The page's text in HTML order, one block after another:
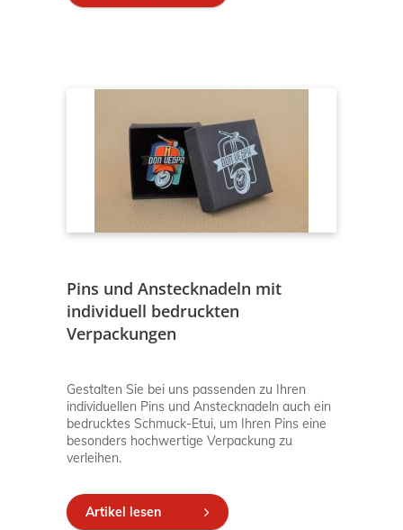
Pins und Anstecknadeln mit
individuell bedruckten
Verpackungen
Gestalten Sie bei uns passenden zu Ihren
individuellen Pins und Anstecknadeln auch ein
bedrucktes Schmuck-Etui, um Ihren Pins eine
besonders hochwertige Verpackung zu
verleihen.
Artikel lesen